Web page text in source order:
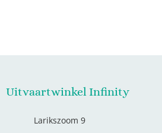
Uitvaartwinkel Infinity
Larikszoom 9